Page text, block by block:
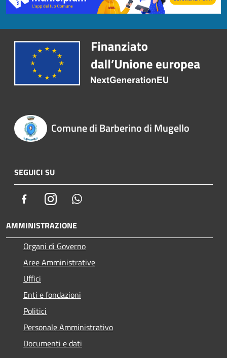
Comune di Barberino di Mugello
SEGUICI SU
FacebookInstagram
AMMINISTRAZIONE
Organi di Governo
Aree Amministrative
Uffici
Enti e fondazioni
Politici
Personale Amministrativo
Documenti e dati